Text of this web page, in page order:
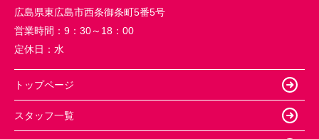
広島県東広島市西条御条町5番5号
営業時間： 9：30～18：00
定休日： 水
トップページ
スタッフ一覧